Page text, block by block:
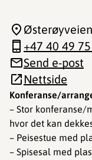
Konferanse/
– Stor konferanse/
hvor det kan
– Peisestue med
– Spisesal med
+47 40 49
Send e-post
Nettside